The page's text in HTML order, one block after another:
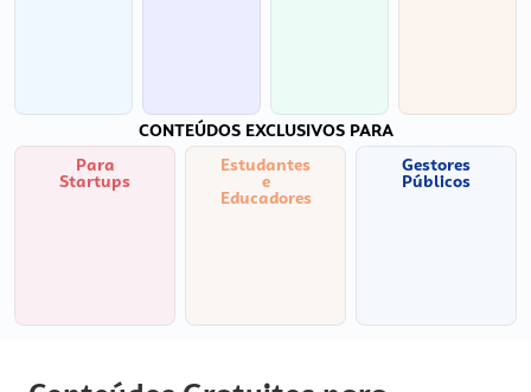
CONTEÚDOS EXCLUSIVOS PARA
Para
Startups
Estudantes
e
Educadores
Gestores
Públicos